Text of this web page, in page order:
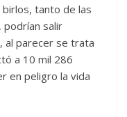
tanto de las
salir
al parecer se trata
a 10 mil 286
en peligro la vida